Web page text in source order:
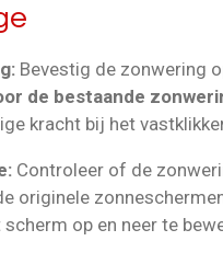
Bevestig de zonwering
de bestaande
kracht bij het
Controleer of de
originele
op en neer te